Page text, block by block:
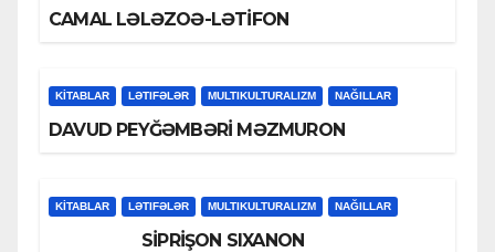
CAMAL LƏLƏZOƏ-LƏTİFON
KİTABLAR LƏTIFƏLƏR MULTIKULTURALIZM NAĞILLAR
DAVUD PEYĞƏMBƏRİ MƏZMURON
KİTABLAR LƏTIFƏLƏR MULTIKULTURALIZM NAĞILLAR
SİPRİŞON SIXANON